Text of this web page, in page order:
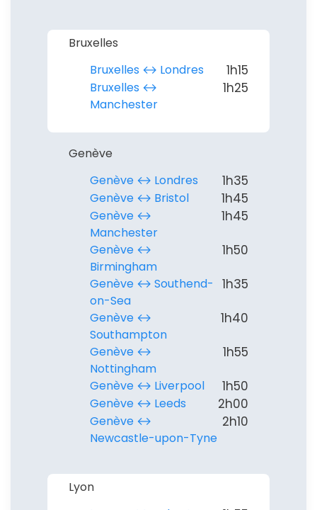
Bruxelles
Bruxelles ↔︎ Londres
1h15
Bruxelles ↔︎
Manchester
1h25
Genève
Genève ↔︎ Londres
1h35
Genève ↔︎ Bristol 1h45
Genève ↔︎
Manchester
1h45
Genève ↔︎
Birmingham
1h50
Genève ↔︎ Southend-
on-Sea
1h35
Genève ↔︎
Southampton
1h40
Genève ↔︎
Nottingham
1h55
Genève ↔︎ Liverpool 1h50
Genève ↔︎ Leeds 2h00
Genève ↔︎
Newcastle-upon-Tyne
2h10
Lyon
Continuer avec Apple
ou connectez-vous par mail
confidentialité.